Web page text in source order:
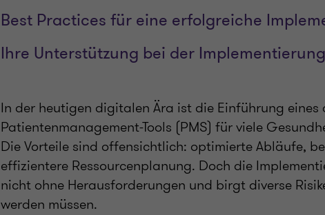
Best Practices für eine erfolgreiche
Ihre Unterstützung bei der Implementierung
In der heutigen digitalen Ära ist die Einführung
Patientenmanagement-Tools (PMS) für viele
Die Vorteile sind offensichtlich: optimierte Abläufe,
effizientere Ressourcenplanung. Doch die
nicht ohne Herausforderungen und birgt diverse
werden müssen.